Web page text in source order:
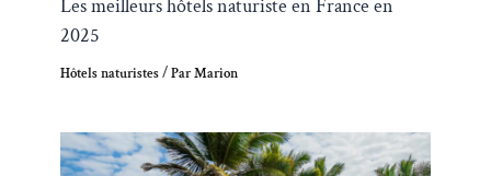
Les meilleurs hôtels naturiste en France en
2025
Hôtels naturistes/ ParMarion